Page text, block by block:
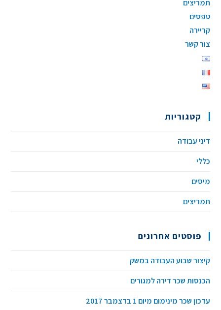
תמריצים
טפסים
קריירה
צור קשר
קטגוריות
דיני עבודה
כללי
מיסים
תמריצים
פוסטים אחרונים
קיצור שבוע העבודה במשק
הכנסות שכר דירה למגורים
עדכון שכר מינימום מיום 1 בדצמבר 2017